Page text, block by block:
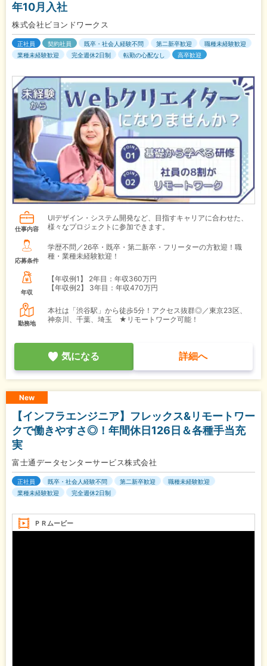
年10月入社
株式会社ビヨンドワークス
正社員 契約社員 既卒・社会人経験不問 第二新卒歓迎
職種未経験歓迎
業種未経験歓迎
完全週休2日制 転勤の心配なし 高卒歓迎
仕事内容
UIデザイン・システム開発など、目指すキャリアに合わせた、
様々なプロジェクトに参加できます。
応募条件
学歴不問／26卒・既卒・第二新卒・フリーターの方歓迎！職
種・業種未経験歓迎！
年収
【年収例1】
2年目：年収360万円
【年収例2】
3年目：年収470万円
勤務地
本社は「渋谷駅」から徒歩5分！アクセス抜群◎／東京23区、
神奈川、千葉、埼玉 ★リモートワーク可能！
気になる 詳細へ
New
【インフラエンジニア】フレックス&リモートワー
クで働きやすさ◎！年間休日126日＆各種手当充
実
富士通データセンターサービス株式会社
正社員 既卒・社会人経験不問 第二新卒歓迎
職種未経験歓迎
業種未経験歓迎
完全週休2日制
ＰＲムービー